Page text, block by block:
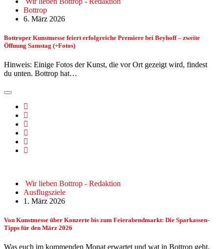
Bottrop
6. März 2026
Bottroper Kunstmesse feiert erfolgreiche Premiere bei Beyhoff – zweite
Öffnung Samstag (+Fotos)
Hinweis: Einige Fotos der Kunst, die vor Ort gezeigt wird, findest
du unten. Bottrop hat…
Wir lieben Bottrop - Redaktion
Ausflugsziele
1. März 2026
Von Kunstmesse über Konzerte bis zum Feierabendmarkt: Die Sparkassen-
Tipps für den März 2026
Was euch im kommenden Monat erwartet und wat in Bottrop geht,